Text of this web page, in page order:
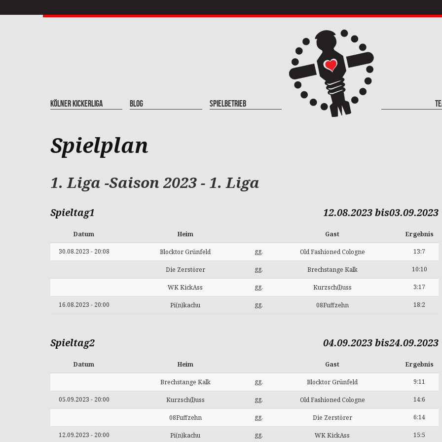
Kölner Kickerliga Blog Spielbetrieb
Spielplan
1. Liga -Saison 2023 - 1. Liga
Spieltag1 12.08.2023 bis03.09.2023
Datum Heim Gast Ergebnis
30.08.2023 - 20:08 Blocktor Grünfeld gg. Old Fashioned Cologne 13:7
Die Zerstörer gg. Brechstange Kalk 10:10
WK KickAss gg. Kurzsch(l)uss 3:17
16.08.2023 - 20:00 Pi(n)kachu gg. 08Fuffzehn 18:2
Spieltag2 04.09.2023 bis24.09.2023
Datum Heim Gast Ergebnis
Brechstange Kalk gg. Blocktor Grünfeld 9:11
05.09.2023 - 20:00 Kurzsch(l)uss gg. Old Fashioned Cologne 14:6
08Fuffzehn gg. Die Zerstörer 6:14
12.09.2023 - 20:00 Pi(n)kachu gg. WK KickAss 15:5